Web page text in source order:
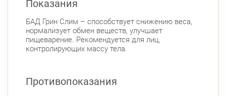
пр. Королёва, д. 61
Комендантский пр.
Комендантский пр., д. 34 к. 1 Круглосуточно
Комендантский пр.
Белы Куна, д.1, к.1 8:00-22:00
Бухарестская Международная
Показания
БАД Грин Слим – способствует снижению веса,
нормализует обмен веществ, улучшает
пищеварение. Рекомендуется для лиц,
контролирующих массу тела.
Противопоказания